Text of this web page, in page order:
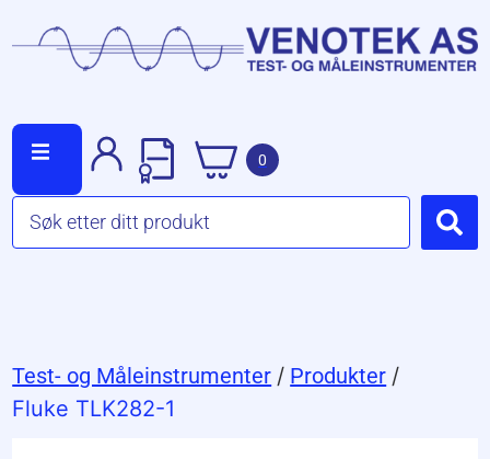
0
Test- og Måleinstrumenter / Produkter /
Fluke TLK282-1